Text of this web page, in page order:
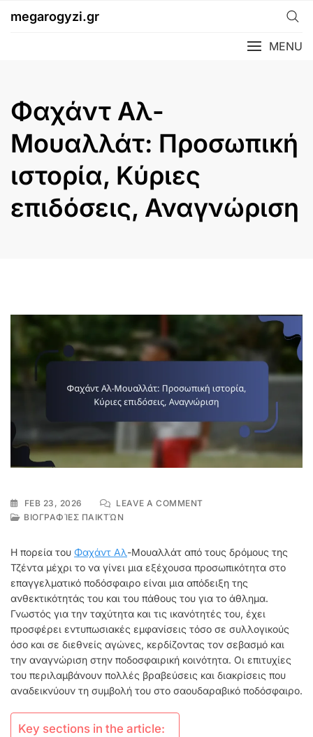
megarogyzi.gr
MENU
Φαχάντ Αλ-
Μουαλλάτ: Προσωπική
ιστορία, Κύριες
επιδόσεις, Αναγνώριση
FEB 23, 2026 LEAVE A COMMENTON
ΠΡΟΣΩΠΙΚΉ
ΙΣΤΟΡΊΑ,
ΚΎΡΙΕΣ
ΕΠΙΔΌΣΕΙΣ,
ΑΝΑΓΝΏΡΙΣΗ
ΒΙΟΓΡΑΦΊΕΣ ΠΑΙΚΤΏΝ
Η πορεία του Φαχάντ Αλ-Μουαλλάτ από τους δρόμους της
Τζέντα μέχρι το να γίνει μια εξέχουσα προσωπικότητα στο
επαγγελματικό ποδόσφαιρο είναι μια απόδειξη της
ανθεκτικότητάς του και του πάθους του για το άθλημα.
Γνωστός για την ταχύτητα και τις ικανότητές του, έχει
προσφέρει εντυπωσιακές εμφανίσεις τόσο σε συλλογικούς
όσο και σε διεθνείς αγώνες, κερδίζοντας τον σεβασμό και
την αναγνώριση στην ποδοσφαιρική κοινότητα. Οι επιτυχίες
του περιλαμβάνουν πολλές βραβεύσεις και διακρίσεις που
αναδεικνύουν τη συμβολή του στο σαουδαραβικό ποδόσφαιρο.
Key sections in the article: